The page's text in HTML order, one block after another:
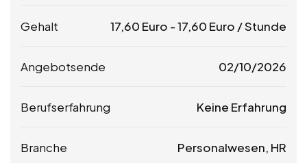
Gehalt 17,60 Euro -17,60 Euro / Stunde
Angebotsende 02/10/2026
Berufserfahrung Keine Erfahrung
Branche Personalwesen, HR